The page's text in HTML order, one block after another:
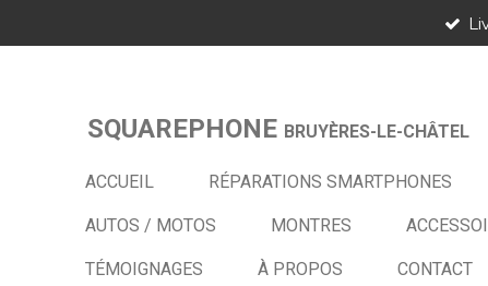
SQUAREPHONE BRUYÈRES-LE-CHÂTEL
ACCUEIL RÉPARATIONS SMARTPHONES
AUTOS / MOTOS MONTRES
TÉMOIGNAGES À PROPOS CONTACT